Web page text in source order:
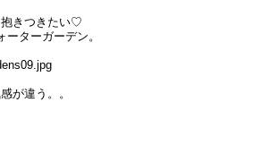
きつきたい♡
ターガーデン。
が違う。。